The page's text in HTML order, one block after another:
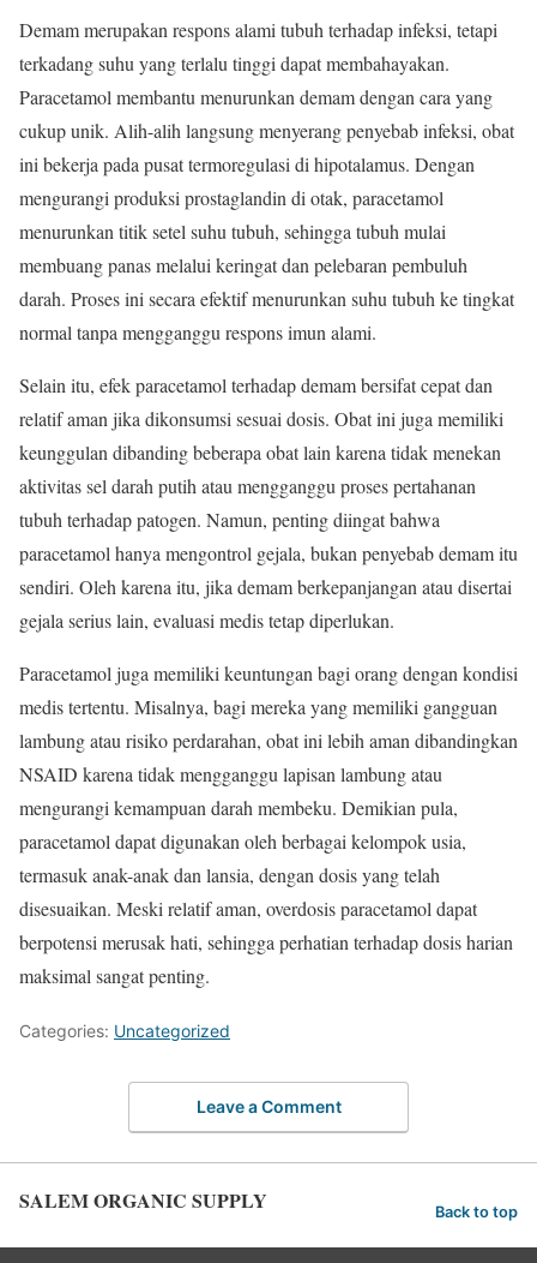
Demam merupakan respons alami tubuh terhadap infeksi, tetapi
terkadang suhu yang terlalu tinggi dapat membahayakan.
Paracetamol membantu menurunkan demam dengan cara yang
cukup unik. Alih-alih langsung menyerang penyebab infeksi, obat
ini bekerja pada pusat termoregulasi di hipotalamus. Dengan
mengurangi produksi prostaglandin di otak, paracetamol
menurunkan titik setel suhu tubuh, sehingga tubuh mulai
membuang panas melalui keringat dan pelebaran pembuluh
darah. Proses ini secara efektif menurunkan suhu tubuh ke tingkat
normal tanpa mengganggu respons imun alami.
Selain itu, efek paracetamol terhadap demam bersifat cepat dan
relatif aman jika dikonsumsi sesuai dosis. Obat ini juga memiliki
keunggulan dibanding beberapa obat lain karena tidak menekan
aktivitas sel darah putih atau mengganggu proses pertahanan
tubuh terhadap patogen. Namun, penting diingat bahwa
paracetamol hanya mengontrol gejala, bukan penyebab demam itu
sendiri. Oleh karena itu, jika demam berkepanjangan atau disertai
gejala serius lain, evaluasi medis tetap diperlukan.
Paracetamol juga memiliki keuntungan bagi orang dengan kondisi
medis tertentu. Misalnya, bagi mereka yang memiliki gangguan
lambung atau risiko perdarahan, obat ini lebih aman dibandingkan
NSAID karena tidak mengganggu lapisan lambung atau
mengurangi kemampuan darah membeku. Demikian pula,
paracetamol dapat digunakan oleh berbagai kelompok usia,
termasuk anak-anak dan lansia, dengan dosis yang telah
disesuaikan. Meski relatif aman, overdosis paracetamol dapat
berpotensi merusak hati, sehingga perhatian terhadap dosis harian
maksimal sangat penting.
Categories: Uncategorized
Leave a Comment
SALEM ORGANIC SUPPLY Back to top